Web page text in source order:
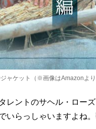
ャケット（※画像はAmazonより
レントのサヘル・ローズ
いらっしゃいますよね